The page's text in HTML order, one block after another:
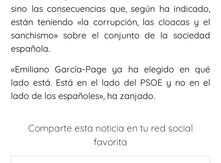
sino las consecuencias que, según ha indicado,
están teniendo «la corrupción, las cloacas y el
sanchismo» sobre el conjunto de la sociedad
española.
«Emiliano García-Page ya ha elegido en qué
lado está. Está en el lado del PSOE y no en el
lado de los españoles», ha zanjado.
Comparte esta noticia en tu red social
favorita